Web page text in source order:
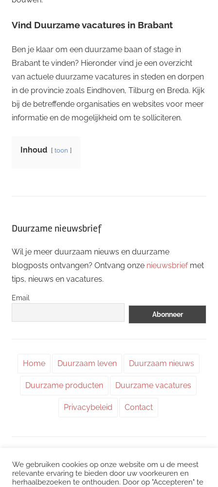
Vind Duurzame vacatures in Brabant
Ben je klaar om een duurzame baan of stage in
Brabant te vinden? Hieronder vind je een overzicht
van actuele duurzame vacatures in steden en dorpen
in de provincie zoals Eindhoven, Tilburg en Breda. Kijk
bij de betreffende organisaties en websites voor meer
informatie en de mogelijkheid om te solliciteren.
Inhoud toon
Duurzame nieuwsbrief
Wil je meer duurzaam nieuws en duurzame
blogposts ontvangen? Ontvang onze nieuwsbriefmet
tips, nieuws en vacatures.
Email
Home Duurzaam leven Duurzaam nieuws
Duurzame producten Duurzame vacatures
Privacybeleid Contact
Instagram|Facebook| LinkedIn |Twitter
We gebruiken cookies op onze website om u de meest
relevante ervaring te bieden door uw voorkeuren en
herhaalbezoeken te onthouden. Door op "Accepteren" te